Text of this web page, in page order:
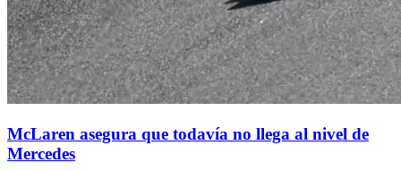
McLaren asegura que todavía no llega al nivel de
Mercedes